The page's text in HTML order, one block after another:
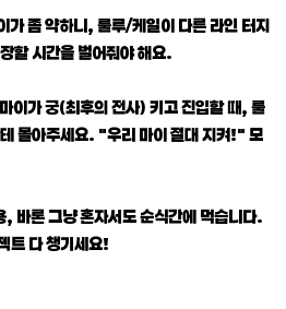
가 좀 약하니, 룰루/케일이 다른 라인 터지
할 시간을 벌어줘야 해요.
이가 궁(최후의 전사) 키고 진입할 때, 룰
몰아주세요. "우리 마이 절대 지켜!" 모
바론 그냥 혼자서도 순식간에 먹습니다.
트 다 챙기세요!